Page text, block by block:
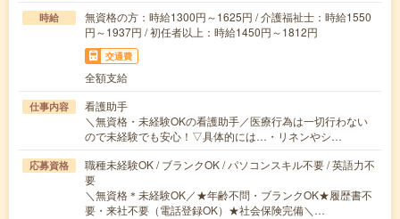
時給
無資格の方：時給1300円～1625円 / 介護福祉士：時給1550
円～1937円 / 初任者以上：時給1450円～1812円
交通費
全額支給
仕事内容
看護助手
＼無資格・未経験OKの看護助手／医療行為は一切行わない
ので未経験でも安心！▽具体的には…・リネンやシ…
応募資格
職種未経験OK / ブランクOK / パソコンスキル不要 / 英語力不
要
＼無資格＊未経験OK／★年齢不問・ブランクOK★履歴書不
要・来社不要（電話登録OK）★社会保険完備＼…